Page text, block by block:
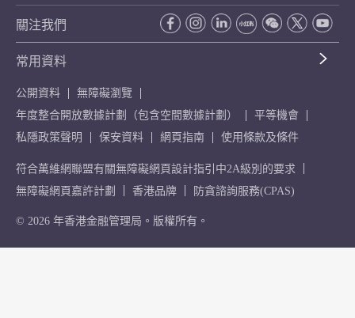
關注我們
常用資料
公開資料
無障礙瀏覽
年度整合開放數據計劃（包含空間數據計劃）
平等機會
私隱政策聲明
保安資料 網頁指南 使用條款及條件
符合萬維網聯盟有關無障礙網頁設計指引中2A級別的要求
無障礙網頁嘉許計劃
香港品牌 防貪諮詢服務(CPAS)
© 2026 年香港金融管理局。版權所有。